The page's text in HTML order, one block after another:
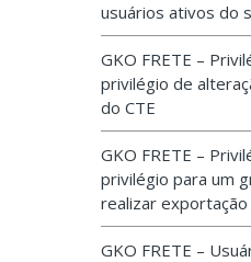
usuários ativos do
GKO FRETE –
privilégio de
do CTE
GKO FRETE –
privilégio para um
realizar
GKO FRETE –